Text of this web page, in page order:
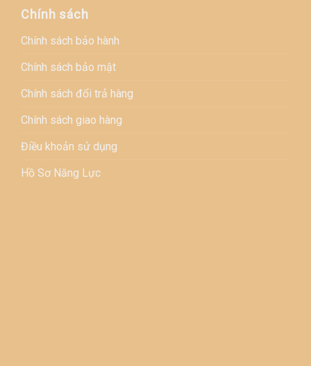
Chính sách
Chính sách bảo hành
Chính sách bảo mật
Chính sách đổi trả hàng
Chính sách giao hàng
Điều khoản sử dụng
Hồ Sơ Năng Lực